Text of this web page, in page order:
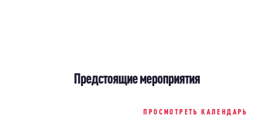
Предстоящие мероприятия
ПРОСМОТРЕТЬ КАЛЕНДАРЬ